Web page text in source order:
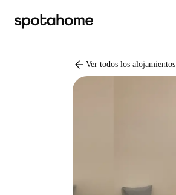
arrow_back Ver todos los alojamientos